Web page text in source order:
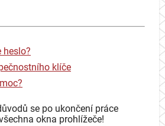
heslo?
klíče
se po ukončení práce
okna prohlížeče!